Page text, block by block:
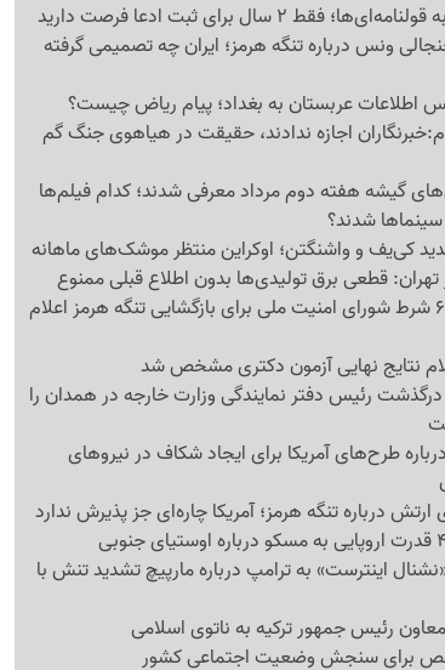
فقط 2 سال برای ثبت ادعا فرصت دارید
ونس درباره تنگه هرمز؛ ایران چه تصمیمی گرفته
اطلاعات عربستان به بغداد؛ پیام ریاض چیست؟
اجازه ندادند، حقیقت در هیاهوی جنگ گم
گیشه هفته دوم مرداد معرفی شدند؛ کدام فیلم‌ها
شدند؟
کی‌یف و واشنگتن؛ اوکراین منتظر موشک‌های ماهانه
تهران: قطعی برق تولیدی‌ها بدون اطلاع قبلی ممنوع
جزئیات 6 شرط شورای امنیت ملی برای بازگشایی تنگه هرمز اعلام
نتایج نهایی آزمون دکتری مشخص شد
رئیس دفتر نمایندگی وزارت خارجه در همدان را
طرح‌های آمریکا برای ایجاد شکاف در نیروهای
درباره تنگه هرمز؛ آمریکا چاره‌ای جز پذیرش ندارد
اینترست» به ترامپ درباره مارپیچ تشدید تنش با
رئیس جمهور ترکیه به ناتوی اسلامی